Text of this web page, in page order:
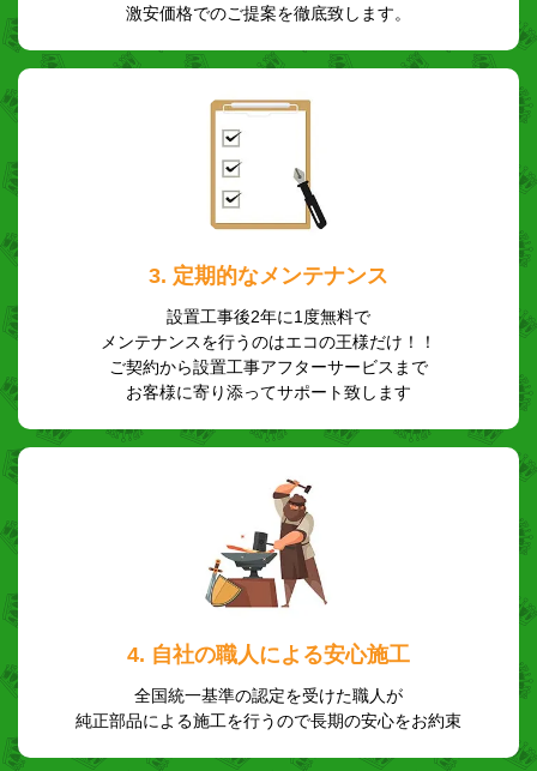
激安価格でのご提案を徹底致します。
3. 定期的なメンテナンス
設置工事後2年に1度無料で
メンテナンスを行うのはエコの王様だけ！！
ご契約から設置工事アフターサービスまで
お客様に寄り添ってサポート致します
4. 自社の職人による安心施工
全国統一基準の認定を受けた職人が
純正部品による施工を行うので長期の安心をお約束